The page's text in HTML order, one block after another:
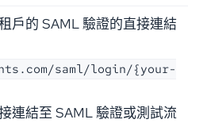
戶的 SAML 驗證的直接連結
saml/login/{your-
連結至 SAML 驗證或測試流